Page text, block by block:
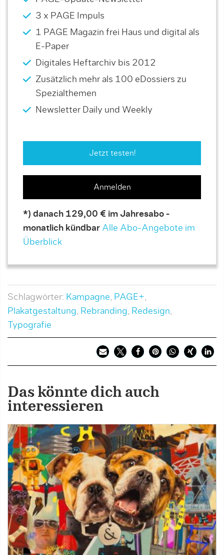
3 x PAGE Impuls
1 PAGE Magazin frei Haus und digital als
E-Paper
Digitales Heftarchiv bis 2012
Zusätzlich mehr als 100 eDossiers zu
Spezialthemen
Newsletter Daily und Weekly
Jetzt testen!
Anmelden
*) danach 129,00 € im Jahresabo -
monatlich kündbar Alle Abo-Angebote im
Überblick
Schlagwörter: Kampagne, PAGE+,
Plakatgestaltung, Rebranding, Redesign,
Typografie
Das könnte dich auch
interessieren